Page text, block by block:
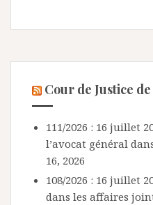
Cour de Justice
111/2026 : 16 juillet
l’avocat général
16, 2026
108/2026 : 16 juillet
dans les affaires